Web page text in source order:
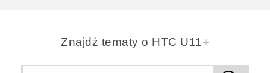
POMOC TECHNICZNA
Urządzenia i akcesoria HTC
Znajdż tematy o HTC U11+